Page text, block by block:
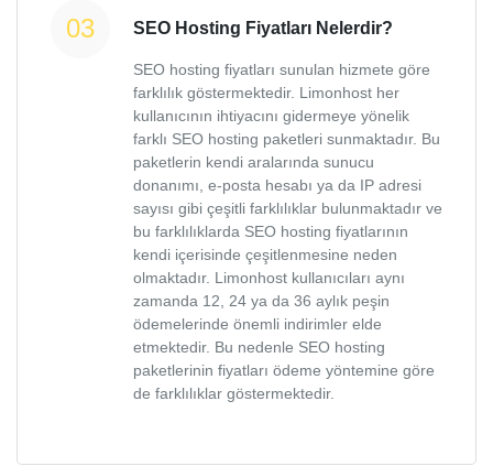
SEO Hosting Fiyatları Nelerdir?
SEO hosting fiyatları sunulan hizmete göre
farklılık göstermektedir. Limonhost her
kullanıcının ihtiyacını gidermeye yönelik
farklı SEO hosting paketleri sunmaktadır. Bu
paketlerin kendi aralarında sunucu
donanımı, e-posta hesabı ya da IP adresi
sayısı gibi çeşitli farklılıklar bulunmaktadır ve
bu farklılıklarda SEO hosting fiyatlarının
kendi içerisinde çeşitlenmesine neden
olmaktadır. Limonhost kullanıcıları aynı
zamanda 12, 24 ya da 36 aylık peşin
ödemelerinde önemli indirimler elde
etmektedir. Bu nedenle SEO hosting
paketlerinin fiyatları ödeme yöntemine göre
de farklılıklar göstermektedir.